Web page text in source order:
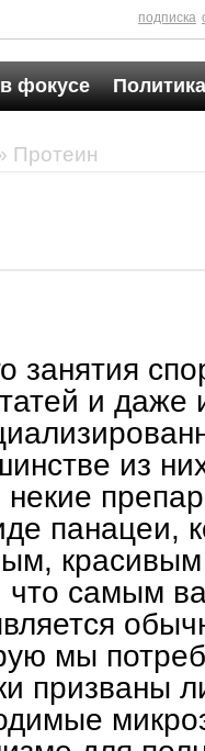
подписка
фокусе
Протеин
занятия
и даже
из
некие
панацеи,
что самым
мы
призваны